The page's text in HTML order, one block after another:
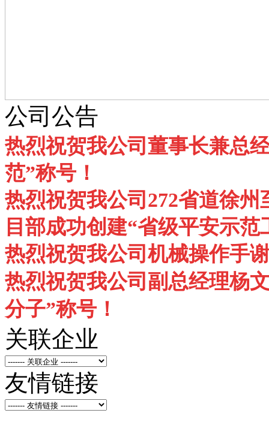
公司公告
热烈祝贺我公司董事长兼总
范”称号！
热烈祝贺我公司272省道徐
目部成功创建“省级平安示范
热烈祝贺我公司机械操作手
热烈祝贺我公司副总经理杨
分子”称号！
关联企业
友情链接